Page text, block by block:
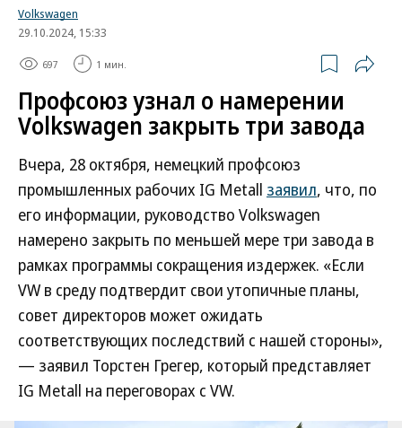
Volkswagen
29.10.2024, 15:33
697 1 мин.
Профсоюз узнал о намерении
Volkswagen закрыть три завода
Вчера, 28 октября, немецкий профсоюз
промышленных рабочих IG Metall заявил, что, по
его информации, руководство Volkswagen
намерено закрыть по меньшей мере три завода в
рамках программы сокращения издержек. «Если
VW в среду подтвердит свои утопичные планы,
совет директоров может ожидать
соответствующих последствий с нашей стороны»,
— заявил Торстен Грегер, который представляет
IG Metall на переговорах с VW.